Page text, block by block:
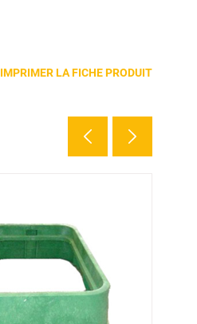
IMPRIMER LA FICHE PRODUIT